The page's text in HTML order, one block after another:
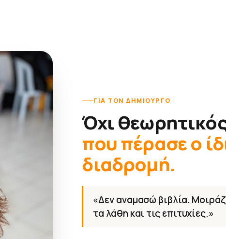
ΓΙΑ ΤΟΝ ΔΗΜΙΟΥΡΓΌ
Όχι
που πέρασε ο
διαδρομή.
«Δεν αναμασώ βιβλία.
τα λάθη και τις επιτυχίες.»